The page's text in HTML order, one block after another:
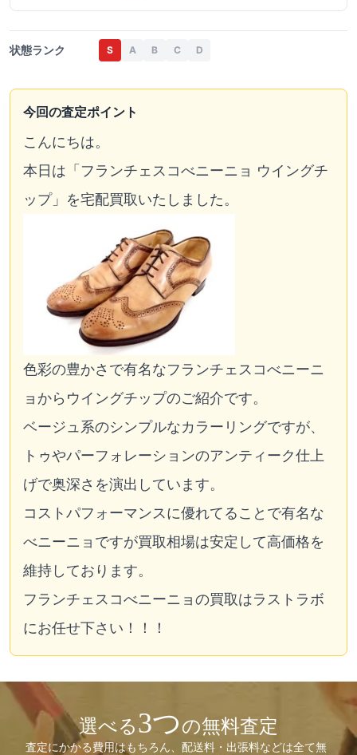
状態ランク S A B C D
今回の査定ポイント
こんにちは。
本日は「フランチェスコべニーニョ ウイングチ
ップ」を宅配買取いたしました。
色彩の豊かさで有名なフランチェスコべニーニ
ョからウイングチップのご紹介です。
ベージュ系のシンプルなカラーリングですが、
トゥやパーフォレーションのアンティーク仕上
げで奥深さを演出しています。
コストパフォーマンスに優れてることで有名な
べニーニョですが買取相場は安定して高価格を
維持しております。
フランチェスコべニーニョの買取はラストラボ
にお任せ下さい！！！
選べる3つの無料査定
査定にかかる費用はもちろん、配送料・出張料などは全て無